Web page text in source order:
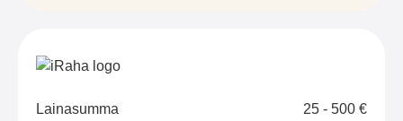
Lainasumma
25 - 500 €